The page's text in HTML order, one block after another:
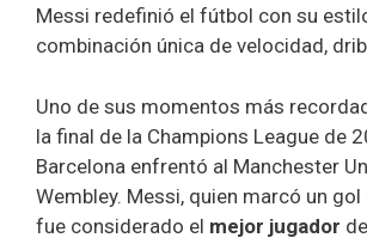
Messi redefinió el fútbol con su
combinación única de velocidad,
Uno de sus momentos más
la final de la Champions League de
Barcelona enfrentó al Manchester
Wembley. Messi, quien marcó un
fue considerado el mejor jugador